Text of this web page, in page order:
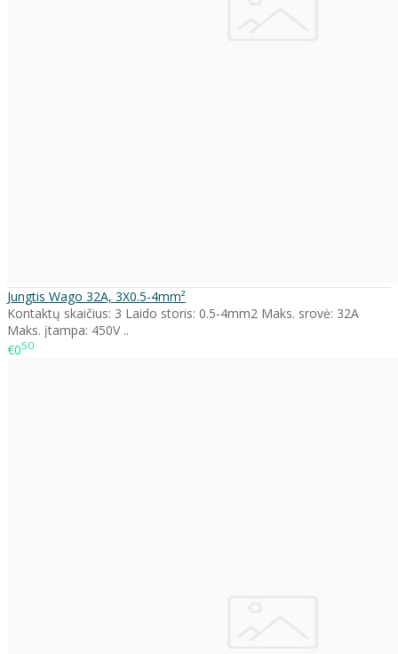
Jungtis Wago 32A, 3X0.5-4mm²
Kontaktų skaičius: 3 Laido storis: 0.5-4mm2 Maks. srovė: 32A
Maks. įtampa: 450V ..
€050